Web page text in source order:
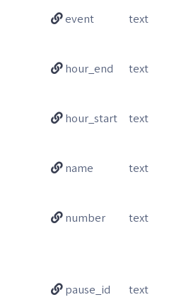
event
text
hour_end
text
hour_start
text
name
text
number
text
pause_id
text